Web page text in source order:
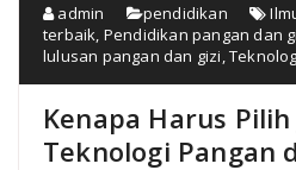
admin pendidikan
terbaik Pendidikan pangan dan
lulusan pangan dan gizi ,
Kenapa Harus
Teknologi Pangan